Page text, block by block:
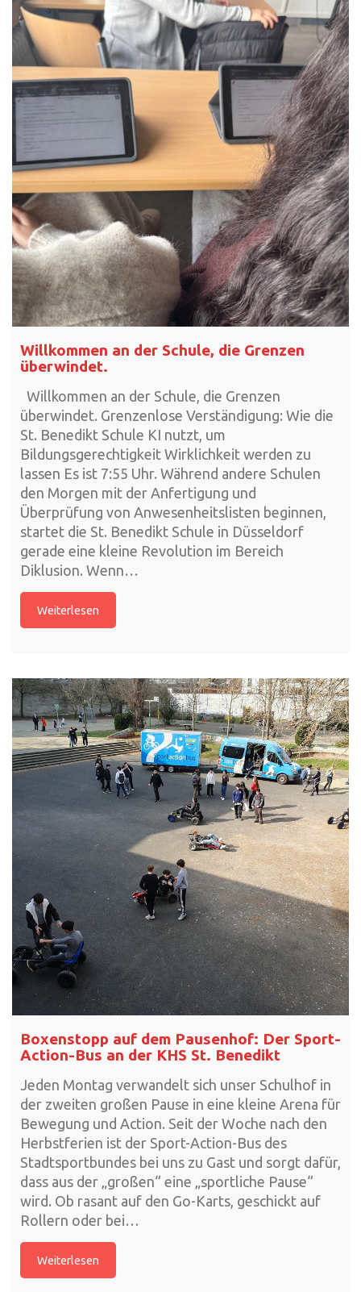
Willkommen an der Schule, die Grenzen
überwindet.
Willkommen an der Schule, die Grenzen
überwindet. Grenzenlose Verständigung: Wie die
St. Benedikt Schule KI nutzt, um
Bildungsgerechtigkeit Wirklichkeit werden zu
lassen Es ist 7:55 Uhr. Während andere Schulen
den Morgen mit der Anfertigung und
Überprüfung von Anwesenheitslisten beginnen,
startet die St. Benedikt Schule in Düsseldorf
gerade eine kleine Revolution im Bereich
Diklusion. Wenn…
Weiterlesen
Boxenstopp auf dem Pausenhof: Der Sport-
Action-Bus an der KHS St. Benedikt
Jeden Montag verwandelt sich unser Schulhof in
der zweiten großen Pause in eine kleine Arena für
Bewegung und Action. Seit der Woche nach den
Herbstferien ist der Sport-Action-Bus des
Stadtsportbundes bei uns zu Gast und sorgt dafür,
dass aus der „großen“ eine „sportliche Pause“
wird. Ob rasant auf den Go-Karts, geschickt auf
Rollern oder bei…
Weiterlesen